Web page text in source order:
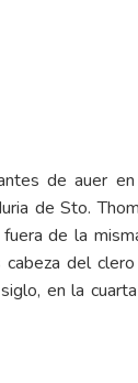
de auer
de Sto.
de la
del
en la